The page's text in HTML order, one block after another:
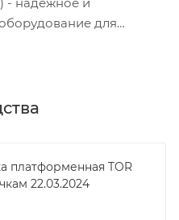
для
для
Изделие окрашено
устойчивость
идеально подходит
платформенная TOR
22.03.2024